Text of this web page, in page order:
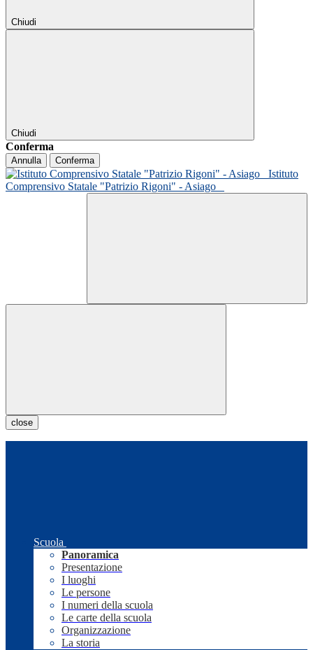
Chiudi
Chiudi
Conferma
Annulla Conferma
Istituto
Comprensivo Statale "Patrizio Rigoni" - Asiago
close
Scuola
Panoramica
Presentazione
I luoghi
Le persone
I numeri della scuola
Le carte della scuola
Organizzazione
La storia